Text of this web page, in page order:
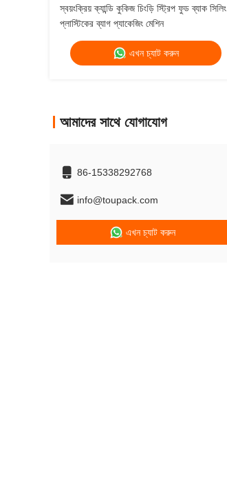
স্বয়ংক্রিয় ক্যান্ডি কুকিজ চিংড়ি স্ট্রিপ ফুড ব্যাক সিলিং
প্লাস্টিকের ব্যাগ প্যাকেজিং মেশিন
এখন চ্যাট করুন
আমাদের সাথে যোগাযোগ
86-15338292768
info@toupack.com
এখন চ্যাট করুন